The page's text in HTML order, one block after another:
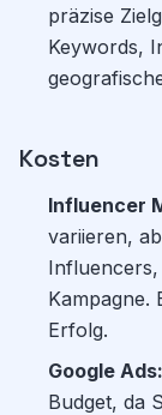
präzise
Keywords,
Kosten
Influencer
variieren,
Kampagne.
Erfolg.
Google Ads:
Budget, da